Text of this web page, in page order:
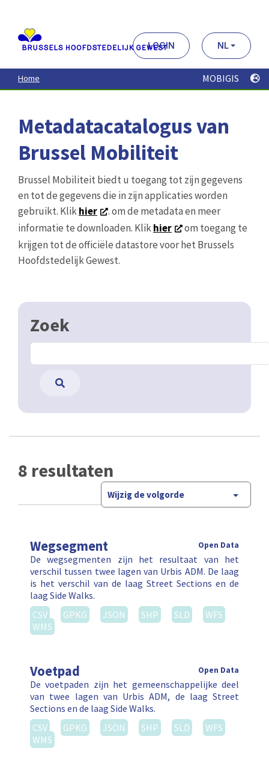
contenu
principal
LOGIN NL
Home MOBIGIS
Metadatacatalogus van
Brussel Mobiliteit
Brussel Mobiliteit biedt u toegang tot zijn gegevens
en tot de gegevens die in zijn applicaties worden
gebruikt. Klikhier
. om de metadata en meer
informatie te downloaden. Klikhier
om toegang te
krijgen tot de officiële datastore voor het Brussels
Hoofdstedelijk Gewest.
Zoek
8 resultaten
Wijzig de volgorde
Wegsegment Open Data
De wegsegmenten zijn het resultaat van het
verschil tussen twee lagen van Urbis ADM. De laag
is het verschil van de laag Street Sections en de
laag Side Walks.
CSV
GPKG JSON SHP SLD
WFS
WMS
Voetpad Open Data
De voetpaden zijn het gemeenschappelijke deel
van twee lagen van Urbis ADM, de laag Street
Sections en de laag Side Walks.
CSV
GPKG JSON SHP SLD
WFS
WMS